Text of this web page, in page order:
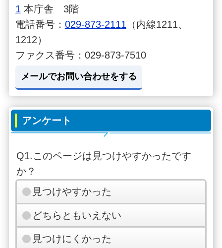
1本庁舎 3階
電話番号： 029-873-2111（内線1211、
1212）
ファクス番号：029-873-7510
メールでお問い合わせをする
アンケート
Q1.このページは見つけやすかったです
か？
見つけやすかった
どちらともいえない
見つけにくかった